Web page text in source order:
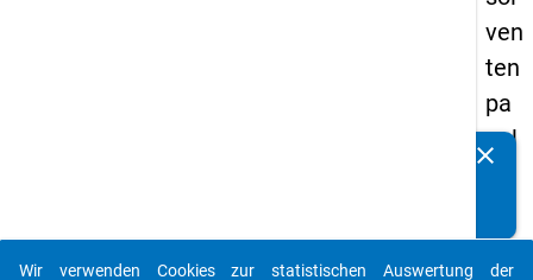
ven
ten
pa
nel
13
clear
Wir verwenden Cookies zur statistischen Auswertung der